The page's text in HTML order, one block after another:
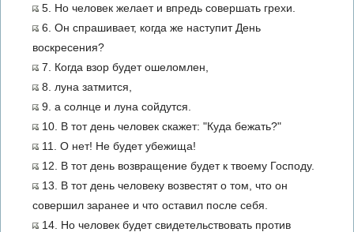
5. Но человек желает и впредь совершать грехи.
6. Он спрашивает, когда же наступит День
воскресения?
7. Когда взор будет ошеломлен,
8. луна затмится,
9. а солнце и луна сойдутся.
10. В тот день человек скажет: "Куда бежать?"
11. О нет! Не будет убежища!
12. В тот день возвращение будет к твоему Господу.
13. В тот день человеку возвестят о том, что он
совершил заранее и что оставил после себя.
14. Но человек будет свидетельствовать против